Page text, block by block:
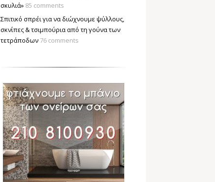
σκυλιά» 85 comments
Σπιτικό σπρέι για να διώχνουμε ψύλλους,
σκνίπες & τσιμπούρια από τη γούνα των
τετράποδων 76 comments